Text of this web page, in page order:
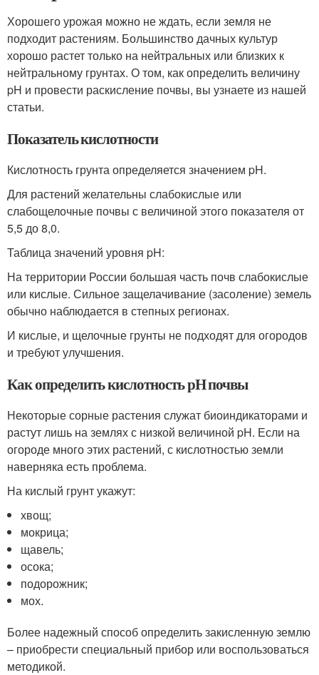
Хорошего урожая можно не ждать, если земля не
подходит растениям. Большинство дачных культур
хорошо растет только на нейтральных или близких к
нейтральному грунтах. О том, как определить величину
pH и провести раскисление почвы, вы узнаете из нашей
статьи.
Показатель кислотности
Кислотность грунта определяется значением pH.
Для растений желательны слабокислые или
слабощелочные почвы с величиной этого показателя от
5,5 до 8,0.
Таблица значений уровня pH:
На территории России большая часть почв слабокислые
или кислые. Сильное защелачивание (засоление) земель
обычно наблюдается в степных регионах.
И кислые, и щелочные грунты не подходят для огородов
и требуют улучшения.
Как определить кислотность рН почвы
Некоторые сорные растения служат биоиндикаторами и
растут лишь на землях с низкой величиной pH. Если на
огороде много этих растений, с кислотностью земли
наверняка есть проблема.
На кислый грунт укажут:
хвощ;
мокрица;
щавель;
осока;
подорожник;
мох.
Более надежный способ определить закисленную землю
– приобрести специальный прибор или воспользоваться
методикой.